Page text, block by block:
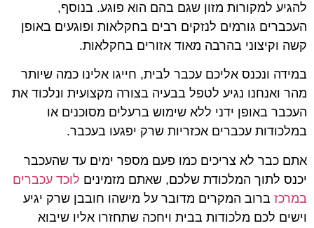
להגיע למקורות מזון שגם בהם הוא פוגע. בנוסף,
העכברים גורמים לנזקים רבים בחקלאות ופוגעים באופן
קשה וקיצוני בהרבה מאוד אזורים בחקלאות.
במידה ונכנס אליכם עכבר לבית, חייגו אלינו כמה שיותר
מהר ואנחנו נגיע לטפל בבעיה בצורה מקצועית ונלכוד את
העכבר באופן ידני ללא שימוש ברעלים מסוכנים או
במלכודות עכברים אכזריות שרק יפגעו בעכבר.
אתם כבר לא צריכים כמו פעם מספר ימים עד שהעכבר
יכנס לתוך המלכודת שלכם, שאתם מזמינים לוכד עכברים
במרכז ברוב המקרים מדובר על מישהו חובבן שרק יגיע
וישים לכם מלכודות בבית ויחכה שתחזרו אליו שיבוא